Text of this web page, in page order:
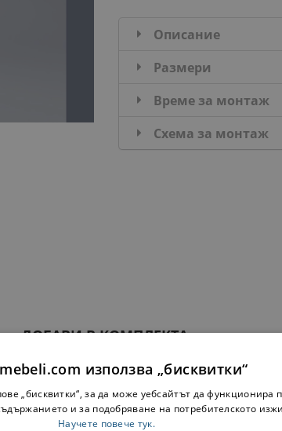
Описание
Размери
Време за монтаж
Схема за монтаж
ДОБАВИ В КОМПЛЕКТА:
използва „бисквитки“
„бисквитки“, за да може уебсайтът да функционира
и за подобряване на потребителското
Научете повече тук.